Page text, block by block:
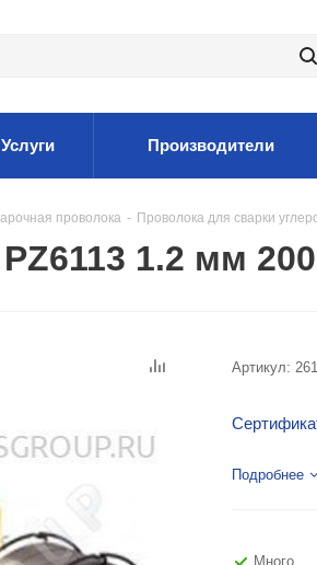
Услуги Производители
проволока - Проволока для сварки
1.2 мм
Артикул:
Подробнее
Много